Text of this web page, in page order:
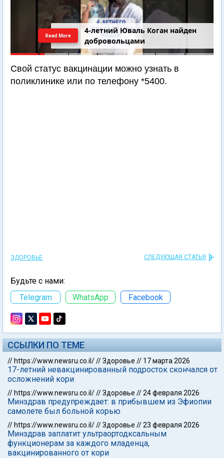
4-летний Юваль Коган найден
добровольцами
Read More
Свой статус вакцинации можно узнать в
поликлинике или по телефону *5400.
ЗДОРОВЬЕ СЛЕДУЮЩАЯ СТАТЬЯ
Будьте с нами:
Telegram
WhatsApp Facebook
ССЫЛКИ ПО ТЕМЕ
// https://www.newsru.co.il///Здоровье // 17 марта 2026
17-летний невакцинированный подросток скончался от
осложнений кори
// https://www.newsru.co.il///Здоровье //24 февраля 2026
Минздрав предупреждает: в прибывшем из Эфиопии
самолете был больной корью
// https://www.newsru.co.il///Здоровье //23 февраля 2026
Минздрав заплатит ультраортодксальным
функционерам за каждого младенца,
вакцинированного от кори